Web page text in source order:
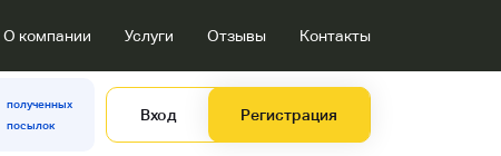
О компании Услуги Отзывы Контакты
полученных
посылок
Вход Регистрация